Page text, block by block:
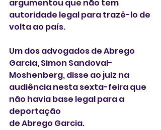
argumentou que não tem
autoridade legal para trazê-lo de
volta ao país.
Um dos advogados de Abrego
Garcia, Simon Sandoval-
Moshenberg, disse ao juiz na
audiência nesta sexta-feira que
não havia base legal para a
deportação
de Abrego Garcia.